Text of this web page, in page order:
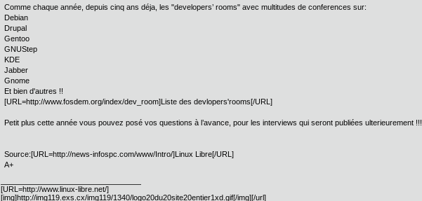
Comme chaque année, depuis cinq ans déja, les "developers’ rooms" avec multitudes de conferences sur:
Debian
Drupal
Gentoo
GNUStep
KDE
Jabber
Gnome
Et bien d'autres !!
[URL=http://www.fosdem.org/index/dev_room]Liste des devlopers'rooms[/URL]
Petit plus cette année vous pouvez posé vos questions à l’avance, pour les interviews qui seront publiées ulterieurement !!!
Source:[URL=http://news-infospc.com/www/Intro/]Linux Libre[/URL]
A+
[URL=http://www.linux-libre.net/]
[img]http://img119.exs.cx/img119/1340/logo20du20site20entier1xd.gif[/img][/url]